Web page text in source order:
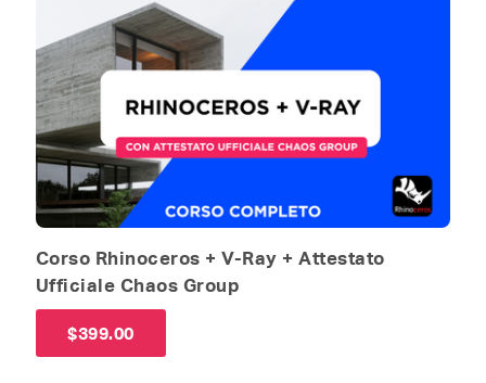
Corso Rhinoceros + V-Ray + Attestato
Ufficiale Chaos Group
$399.00